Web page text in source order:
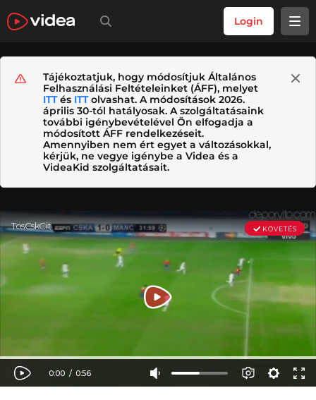
Login
Tájékoztatjuk, hogy módosítjuk Általános
Felhasználási Feltételeinket (ÁFF), melyet
ITTés ITTolvashat. A módosítások 2026.
április 30-tól hatályosak. A szolgáltatásaink
további igénybevételével Ön elfogadja a
módosított ÁFF rendelkezéseit.
Amennyiben nem ért egyet a változásokkal,
kérjük, ne vegye igénybe a Videa és a
VideaKid szolgáltatásait.